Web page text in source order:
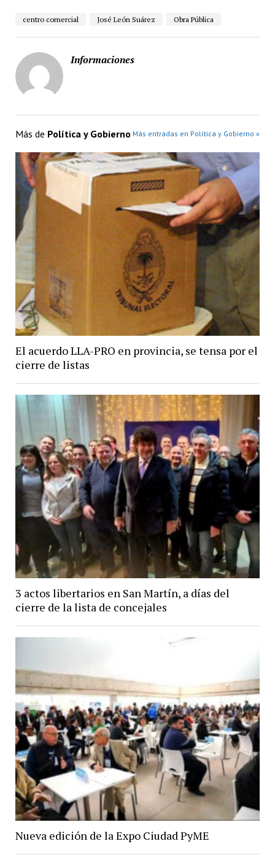
centro comercial José León Suárez Obra Pública
Informaciones
Más de Política y Gobierno Más entradas en Política y Gobierno »
El acuerdo LLA-PRO en provincia, se tensa por el
cierre de listas
3 actos libertarios en San Martín, a días del
cierre de la lista de concejales
Nueva edición de la Expo Ciudad PyME